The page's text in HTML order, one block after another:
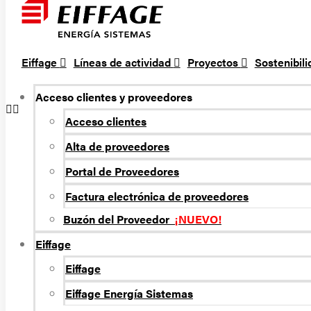
Eiffage Líneas de actividad Proyectos
Acceso clientes y proveedores
Acceso clientes
Alta de proveedores
Portal de Proveedores
Factura electrónica de proveedores
Buzón del Proveedor ¡NUEVO!
Eiffage
Eiffage
Eiffage Energí­a Sistemas